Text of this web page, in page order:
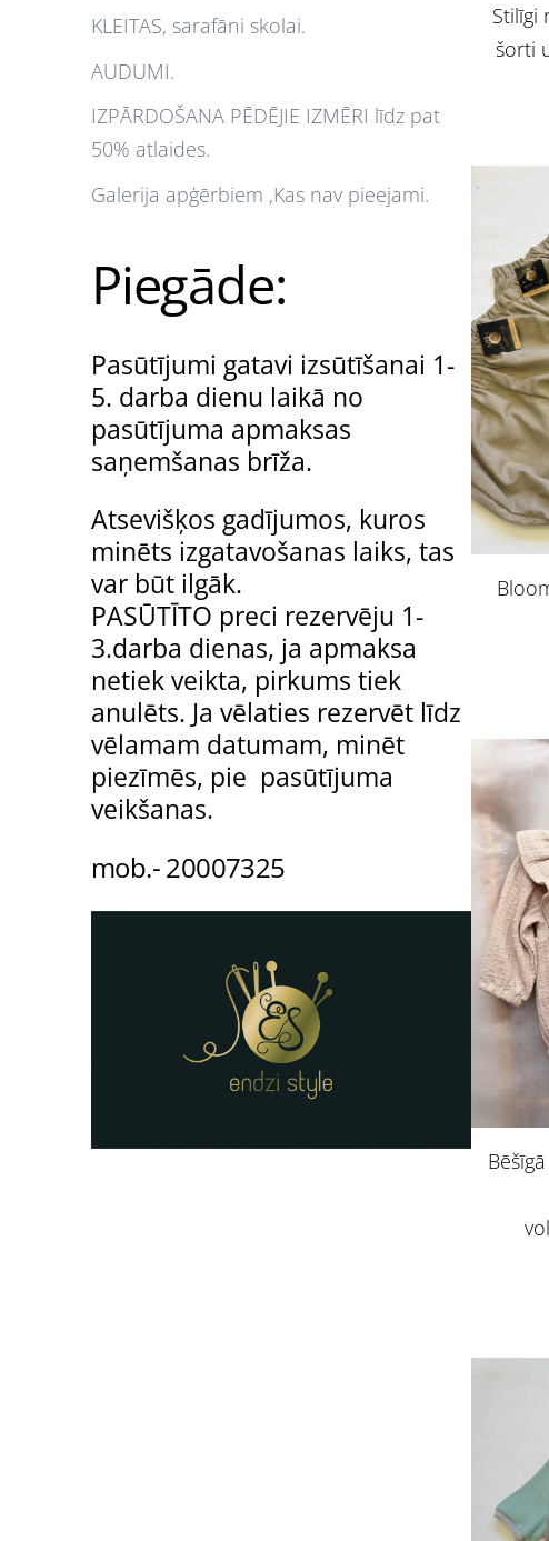
KLEITAS, sarafāni skolai.
AUDUMI.
IZPĀRDOŠANA PĒDĒJIE IZMĒRI līdz pat
50% atlaides.
Galerija apģērbiem ,Kas nav pieejami.
Piegāde:
Pasūtījumi gatavi izsūtīšanai 1-
5. darba dienu laikā no
pasūtījuma apmaksas
saņemšanas brīža.
Atsevišķos gadījumos, kuros
minēts izgatavošanas laiks, tas
var būt ilgāk.
PASŪTĪTO preci rezervēju 1-
3.darba dienas, ja apmaksa
netiek veikta, pirkums tiek
anulēts. Ja vēlaties rezervēt līdz
vēlamam datumam, minēt
piezīmēs, pie pasūtījuma
veikšanas.
mob.- 20007325
Stilīgi
šorti